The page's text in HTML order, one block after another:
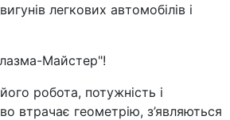
легкових автомобілів і
Майстер"!
робота, потужність і
втрачає геометрію, з’являються